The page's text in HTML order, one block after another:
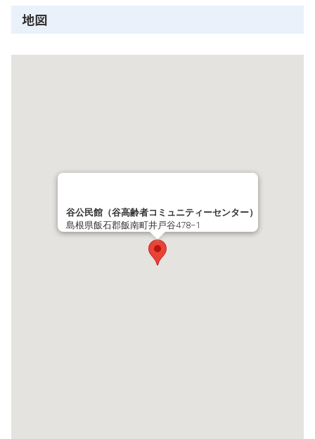
地図
谷公民館（谷高齢者コミュニティーセンター）
島根県飯石郡飯南町井戸谷478−1